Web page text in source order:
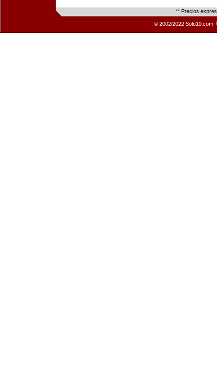
** Precios
© 2002/2022 Solo10.com